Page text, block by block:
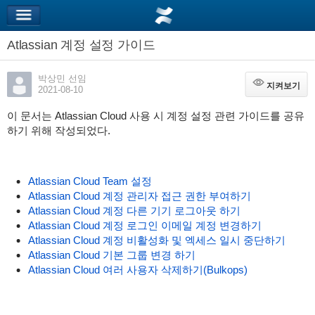
Atlassian 계정 설정 가이드
박상민 선임
2021-08-10
지켜보기
지켜보기
이 문서는 Atlassian Cloud 사용 시 계정 설정 관련 가이드를 공유
하기 위해 작성되었다.
Atlassian Cloud Team 설정
Atlassian Cloud 계정 관리자 접근 권한 부여하기
Atlassian Cloud 계정 다른 기기 로그아웃 하기
Atlassian Cloud 계정 로그인 이메일 계정 변경하기
Atlassian Cloud 계정 비활성화 및 엑세스 일시 중단하기
Atlassian Cloud 기본 그룹 변경 하기
Atlassian Cloud 여러 사용자 삭제하기(Bulkops)